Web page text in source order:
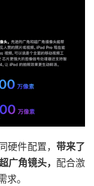
硬件配置， 带来了
角镜头， 配合激
。